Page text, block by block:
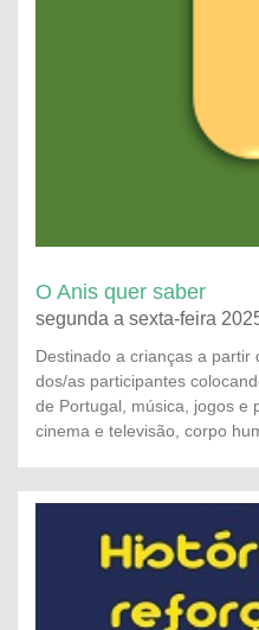
O Anis quer saber
segunda a sexta-feira
Destinado a crianças a
dos/as participantes
de Portugal, música, jogos e
cinema e televisão, corpo